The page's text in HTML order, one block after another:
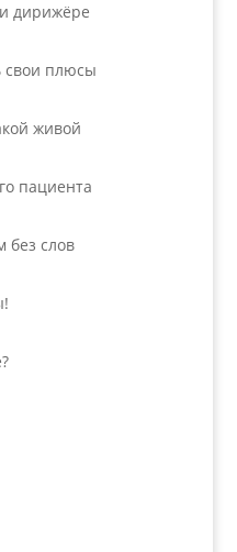
дирижёре
свои плюсы
живой
пациента
без слов